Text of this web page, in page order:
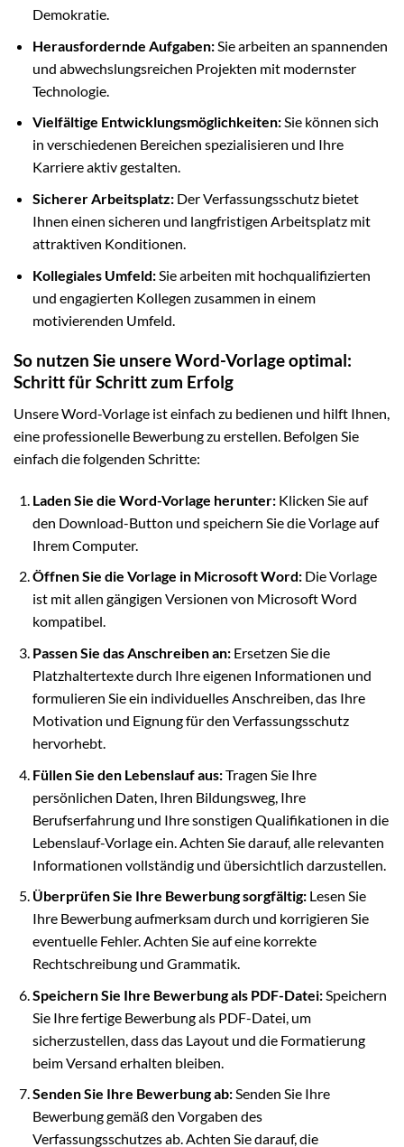
Demokratie.
Herausfordernde Aufgaben:Sie arbeiten an spannenden
und abwechslungsreichen Projekten mit modernster
Technologie.
Vielfältige Entwicklungsmöglichkeiten:Sie können sich
in verschiedenen Bereichen spezialisieren und Ihre
Karriere aktiv gestalten.
Sicherer Arbeitsplatz:Der Verfassungsschutz bietet
Ihnen einen sicheren und langfristigen Arbeitsplatz mit
attraktiven Konditionen.
Kollegiales Umfeld:Sie arbeiten mit hochqualifizierten
und engagierten Kollegen zusammen in einem
motivierenden Umfeld.
So nutzen Sie unsere Word-Vorlage optimal:
Schritt für Schritt zum Erfolg
Unsere Word-Vorlage ist einfach zu bedienen und hilft Ihnen,
eine professionelle Bewerbung zu erstellen. Befolgen Sie
einfach die folgenden Schritte:
Laden Sie die Word-Vorlage herunter:Klicken Sie auf
den Download-Button und speichern Sie die Vorlage auf
Ihrem Computer.
Öffnen Sie die Vorlage in Microsoft Word:Die Vorlage
ist mit allen gängigen Versionen von Microsoft Word
kompatibel.
Passen Sie das Anschreiben an:Ersetzen Sie die
Platzhaltertexte durch Ihre eigenen Informationen und
formulieren Sie ein individuelles Anschreiben, das Ihre
Motivation und Eignung für den Verfassungsschutz
hervorhebt.
Füllen Sie den Lebenslauf aus:Tragen Sie Ihre
persönlichen Daten, Ihren Bildungsweg, Ihre
Berufserfahrung und Ihre sonstigen Qualifikationen in die
Lebenslauf-Vorlage ein. Achten Sie darauf, alle relevanten
Informationen vollständig und übersichtlich darzustellen.
Überprüfen Sie Ihre Bewerbung sorgfältig:Lesen Sie
Ihre Bewerbung aufmerksam durch und korrigieren Sie
eventuelle Fehler. Achten Sie auf eine korrekte
Rechtschreibung und Grammatik.
Speichern Sie Ihre Bewerbung als PDF-Datei:Speichern
Sie Ihre fertige Bewerbung als PDF-Datei, um
sicherzustellen, dass das Layout und die Formatierung
beim Versand erhalten bleiben.
Senden Sie Ihre Bewerbung ab:Senden Sie Ihre
Bewerbung gemäß den Vorgaben des
Verfassungsschutzes ab. Achten Sie darauf, die